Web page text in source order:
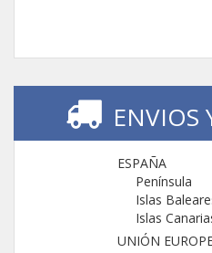
ENVIOS
ESPAÑA
Península
Islas
Islas
UNIÓN